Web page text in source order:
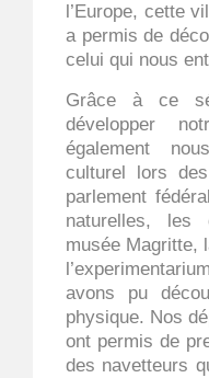
l’Europe, cette
a permis de
celui qui nous
Grâce à ce
développer
également
culturel lors
parlement
naturelles, les
musée Magritte,
avons pu
physique. Nos
ont permis de
des navetteurs